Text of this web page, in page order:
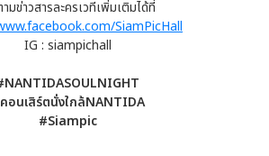
มข่าวสารละครเวทีเพิ่มเติมได้ที่
SiamPicHall
IG : siampichall
อนเสิร์ตนั่งใกล้NANTIDA
#Siampic